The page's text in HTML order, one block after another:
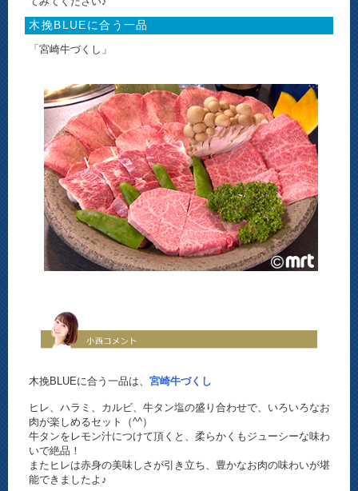
木挽BLUEに合う一品
「宮崎牛づくし」
木挽BLUEに合う一品は、宮崎牛づくし
ヒレ、ハラミ、カルビ、牛タン塩の盛り合わせで、いろいろなお
肉が楽しめるセット（^^）
牛タンをレモン汁につけて頂くと、柔らかくもジューシーな味わ
いで絶品！
またヒレは赤身の美味しさが引き立ち、豊かなお肉の味わいが堪
能できましたよ♪